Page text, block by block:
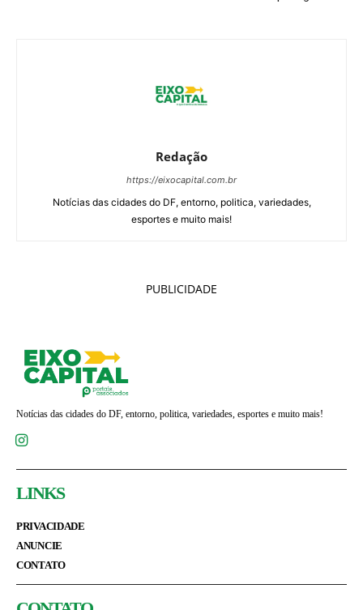
Redação
https://eixocapital.com.br
Notícias das cidades do DF, entorno, politica, variedades,
esportes e muito mais!
PUBLICIDADE
Notícias das cidades do DF, entorno, politica, variedades, esportes e muito mais!
LINKS
PRIVACIDADE
ANUNCIE
CONTATO